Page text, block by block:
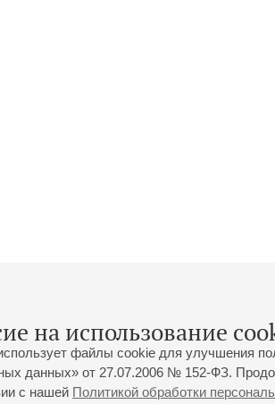
на использование
файлы cookie для улучшения
данных» от 27.07.2006 № 152-ФЗ.
с нашей Политикой обработки